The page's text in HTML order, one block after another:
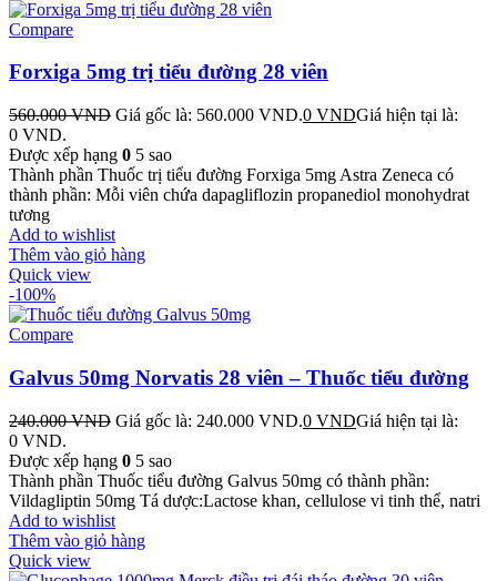
Compare
Forxiga 5mg trị tiểu đường 28 viên
560.000VND Giá gốc là: 560.000 VND.0 VNDGiá hiện tại là:
0 VND.
Được xếp hạng 0 5 sao
Thành phần Thuốc trị tiểu đường Forxiga 5mg Astra Zeneca có
thành phần: Mỗi viên chứa dapagliflozin propanediol monohydrat
tương
Add to wishlist
Thêm vào giỏ hàng
Quick view
-100%
Compare
Galvus 50mg Norvatis 28 viên – Thuốc tiểu đường
240.000VND Giá gốc là: 240.000 VND.0 VNDGiá hiện tại là:
0 VND.
Được xếp hạng 0 5 sao
Thành phần Thuốc tiểu đường Galvus 50mg có thành phần:
Vildagliptin 50mg Tá dược:Lactose khan, cellulose vi tinh thể, natri
Add to wishlist
Thêm vào giỏ hàng
Quick view